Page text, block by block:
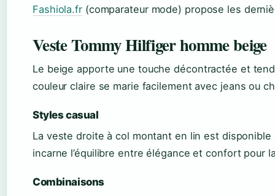
Fashiola.fr(comparateur mode) propose les
Veste Tommy Hilfiger homme beige
Le beige apporte une touche décontractée et
couleur claire se marie facilement avec jeans ou
Styles casual
La veste droite à col montant en lin est
incarne l’équilibre entre élégance et confort pour
Combinaisons